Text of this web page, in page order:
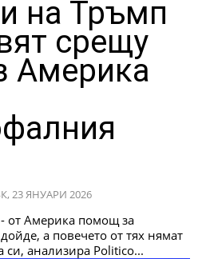
на Тръмп
срещу
Америка
23 ЯНУАРИ 2026
- от Америка помощ за
а повечето от тях нямат
си, анализира Politico...